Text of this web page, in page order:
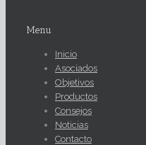
Menu
Inicio
Asociados
Objetivos
Productos
Consejos
Noticias
Contacto